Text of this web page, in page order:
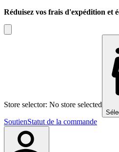
Réduisez vos frais d'expédition et
Store selector: No store selected
SoutienStatut de la commande